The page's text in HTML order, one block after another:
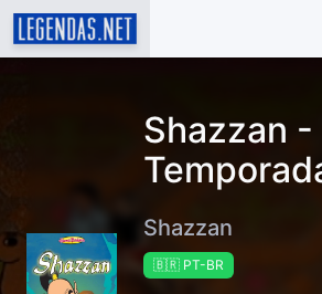
Shazzan -
Shazzan
🇧🇷 PT-BR